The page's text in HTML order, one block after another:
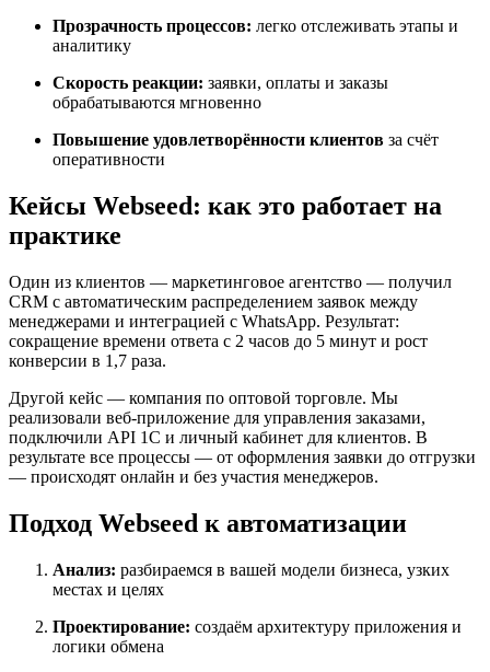
Прозрачность процессов: легко отслеживать этапы и
аналитику
Скорость реакции: заявки, оплаты и заказы
обрабатываются мгновенно
Повышение удовлетворённости клиентов за счёт
оперативности
Кейсы Webseed: как это работает на
практике
Один из клиентов — маркетинговое агентство — получил
CRM с автоматическим распределением заявок между
менеджерами и интеграцией с WhatsApp. Результат:
сокращение времени ответа с 2 часов до 5 минут и рост
конверсии в 1,7 раза.
Другой кейс — компания по оптовой торговле. Мы
реализовали веб-приложение для управления заказами,
подключили API 1С и личный кабинет для клиентов. В
результате все процессы — от оформления заявки до отгрузки
— происходят онлайн и без участия менеджеров.
Подход Webseed к автоматизации
Анализ: разбираемся в вашей модели бизнеса, узких
местах и целях
Проектирование: создаём архитектуру приложения и
логики обмена